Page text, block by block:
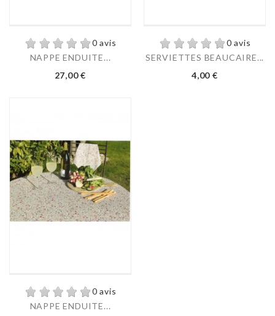
0 avis
NAPPE ENDUITE...
Prix
27,00 €
0 avis
SERVIETTES BEAUCAIRE...
Prix
4,00 €
0 avis
NAPPE ENDUITE...